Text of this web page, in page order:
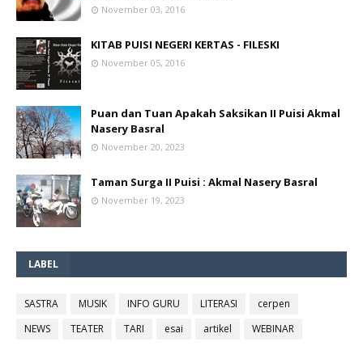
November 03, 2016
KITAB PUISI NEGERI KERTAS - FILESKI
November 05, 2016
Puan dan Tuan Apakah Saksikan II Puisi Akmal
Nasery Basral
November 20, 2023
Taman Surga II Puisi : Akmal Nasery Basral
November 19, 2023
LABEL
SASTRA MUSIK INFO GURU LITERASI
cerpen
NEWS
TEATER TARI esai artikel WEBINAR